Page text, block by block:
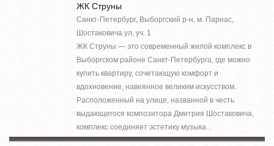
ЖК Струны
Санкт-Петербург, Выборгский р-н, м. Парнас,
Шостаковича ул, уч. 1
ЖК Струны — это современный жилой комплекс в
Выборгском районе Санкт-Петербурга, где можно
купить квартиру, сочетающую комфорт и
вдохновение, навеянное великим искусством.
Расположенный на улице, названной в честь
выдающегося композитора Дмитрия Шостаковича,
комплекс соединяет эстетику музыка...